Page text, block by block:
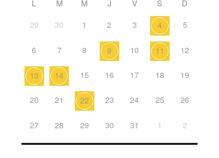
L M M J V S
D
29
30 1 2 3 4 5
6 7 8 9 10 11 12
13 14 15 16 17 18 19
20 21 22 23 24 25 26
27 28 29 30 31 1 2